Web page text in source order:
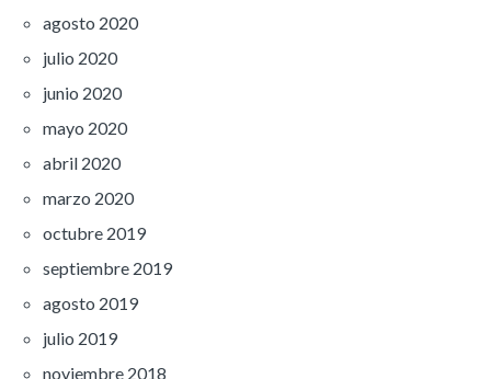
agosto 2020
julio 2020
junio 2020
mayo 2020
abril 2020
marzo 2020
octubre 2019
septiembre 2019
agosto 2019
julio 2019
noviembre 2018